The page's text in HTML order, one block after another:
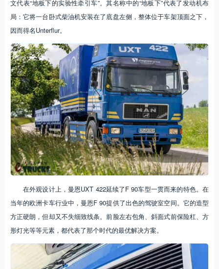
文代表“地板下的实验性牵引车”。其名称中的“地板下”代表了发动机布
局：它将一台卧式柴油机安装在了底盘左侧，整体位于车架顶面之下，
因而得名Unterflur。
在外观设计上，曼恩UXT 422延续了F 90车型一贯而来的特色。在
当年的欧洲卡车行业中，曼恩F 90提供了出色的驾驶室空间。它的造型
方正硬朗，但却又不失细致线条。前脸左右包角、斜面式前保险杠、方
形灯光等等元素，都代表了那个时代的最优解决方案。